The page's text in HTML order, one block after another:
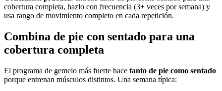
cobertura completa, hazlo con frecuencia (3+ veces por semana) y
usa rango de movimiento completo en cada repetición.
Combina de pie con sentado para una
cobertura completa
El programa de gemelo más fuerte hace tanto de pie como sentado
porque entrenan músculos distintos. Una semana típica: